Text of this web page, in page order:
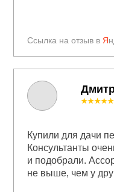
Ссылка на отзыв в Я
★★★★★
Купили для дачи
Консультанты
и подобрали.
не выше, чем у